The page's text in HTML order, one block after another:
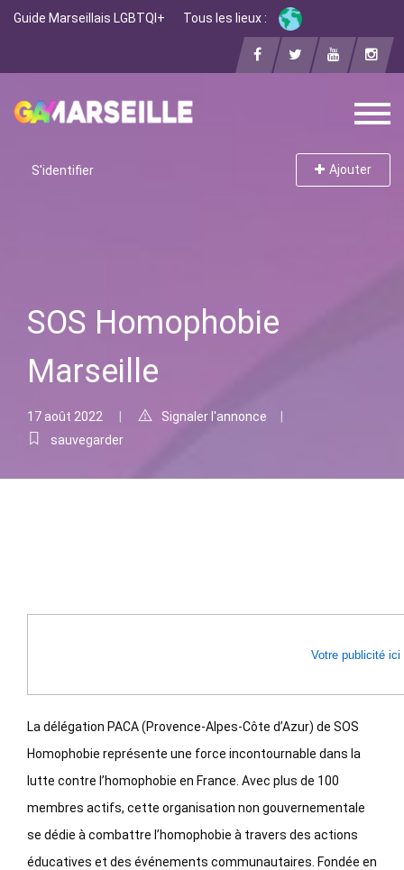
Guide Marseillais LGBTQI+ Tous les lieux :
S'identifier Ajouter
SOS Homophobie
Marseille
17 août 2022
Signaler l'annonce
sauvegarder
Votre publicité ici
La délégation PACA (Provence-Alpes-Côte d’Azur) de SOS
Homophobie représente une force incontournable dans la
lutte contre l’homophobie en France. Avec plus de 100
membres actifs, cette organisation non gouvernementale
se dédie à combattre l’homophobie à travers des actions
éducatives et des événements communautaires. Fondée en